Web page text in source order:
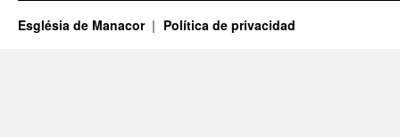
Església de Manacor Política de privacidad